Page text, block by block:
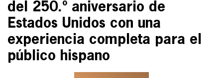
del 250.º aniversario de
Estados Unidos con una
experiencia completa para el
público hispano